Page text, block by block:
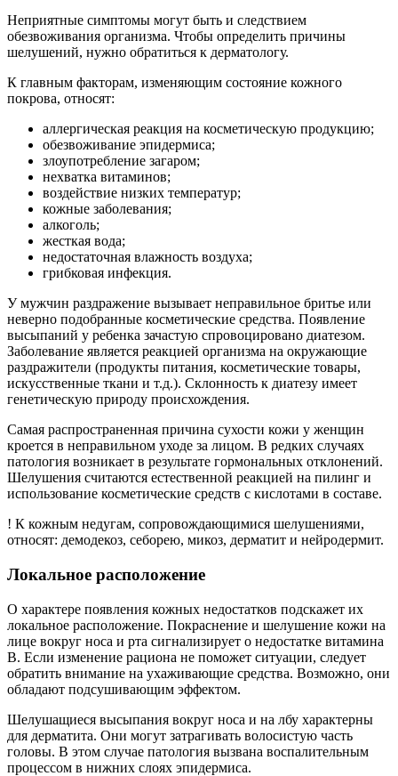
Неприятные симптомы могут быть и следствием
обезвоживания организма. Чтобы определить причины
шелушений, нужно обратиться к дерматологу.
К главным факторам, изменяющим состояние кожного
покрова, относят:
аллергическая реакция на косметическую продукцию;
обезвоживание эпидермиса;
злоупотребление загаром;
нехватка витаминов;
воздействие низких температур;
кожные заболевания;
алкоголь;
жесткая вода;
недостаточная влажность воздуха;
грибковая инфекция.
У мужчин раздражение вызывает неправильное бритье или
неверно подобранные косметические средства. Появление
высыпаний у ребенка зачастую спровоцировано диатезом.
Заболевание является реакцией организма на окружающие
раздражители (продукты питания, косметические товары,
искусственные ткани и т.д.). Склонность к диатезу имеет
генетическую природу происхождения.
Самая распространенная причина сухости кожи у женщин
кроется в неправильном уходе за лицом. В редких случаях
патология возникает в результате гормональных отклонений.
Шелушения считаются естественной реакцией на пилинг и
использование косметические средств с кислотами в составе.
! К кожным недугам, сопровождающимися шелушениями,
относят: демодекоз, себорею, микоз, дерматит и нейродермит.
Локальное расположение
О характере появления кожных недостатков подскажет их
локальное расположение. Покраснение и шелушение кожи на
лице вокруг носа и рта сигнализирует о недостатке витамина
В. Если изменение рациона не поможет ситуации, следует
обратить внимание на ухаживающие средства. Возможно, они
обладают подсушивающим эффектом.
Шелушащиеся высыпания вокруг носа и на лбу характерны
для дерматита. Они могут затрагивать волосистую часть
головы. В этом случае патология вызвана воспалительным
процессом в нижних слоях эпидермиса.